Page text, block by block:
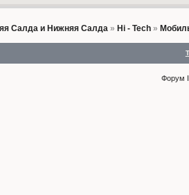
Салда и Нижняя Салда» Hi - Tech»
Форум